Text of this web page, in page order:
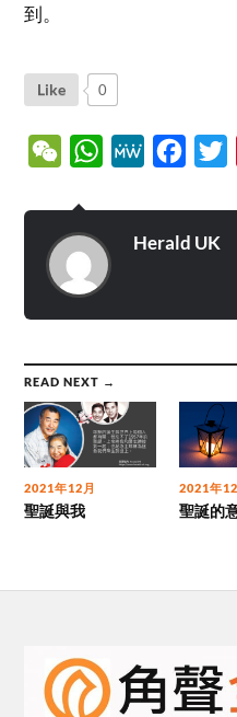
到。
Like 0
WeChatWhatsApp
MeWe
Herald UK
READ NEXT →
2021年12月
聖誕與我
2021年
聖誕的